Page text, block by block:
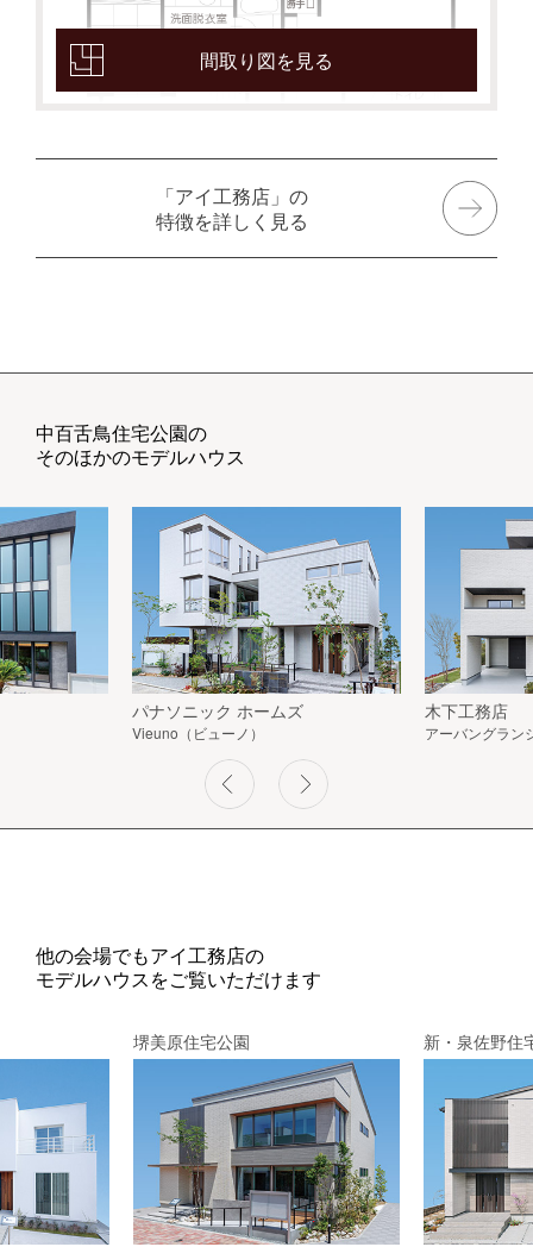
間取り図を見る
「アイ工務店」の
特徴を詳しく見る
中百舌鳥住宅公園の
そのほかのモデルハウス
パナソニック ホームズ
Vieuno（ビューノ）
木下工務店
アーバングラン
他の会場でもアイ工務店の
モデルハウスをご覧いただけます
堺美原住宅公園 新・泉佐野住